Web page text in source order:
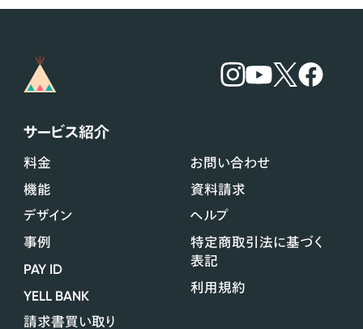
サービス紹介
料金
機能
デザイン
事例
PAY ID
YELL BANK
請求書買い取り
お問い合わせ
資料請求
ヘルプ
特定商取引法に基づく
表記
利用規約